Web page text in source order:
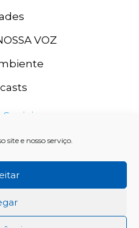
site e nosso serviço.
VOZ